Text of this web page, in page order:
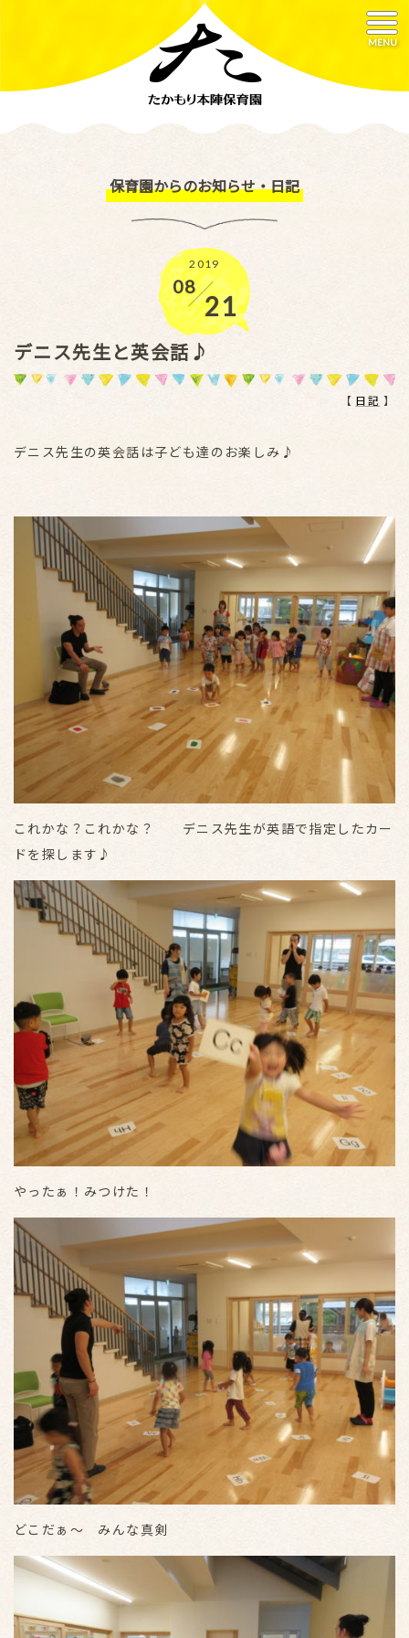
MENU
保育園からのお知らせ・日記
2019
08／21
デニス先生と英会話♪
【 日記 】
デニス先生の英会話は子ども達のお楽しみ♪
これかな？これかな？ デニス先生が英語で指定したカー
ドを探します♪
やったぁ！みつけた！
どこだぁ～ みんな真剣